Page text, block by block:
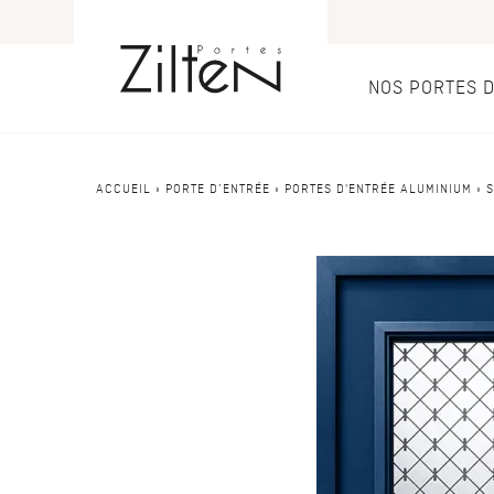
NOS PORTES
Nos
Porte d’entrée
Porte grand
Porte d'entrée
Conseils
Savoir-faire
Inspirations
ACCUEIL » PORTE D’ENTRÉE » PORTES D'ENTRÉE ALUMINIUM »